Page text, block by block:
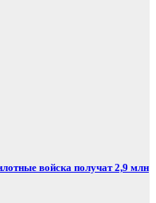
войска получат 2,9 млн